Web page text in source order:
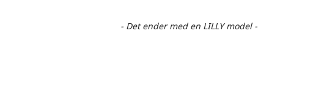
- Det ender med en LILLY model -